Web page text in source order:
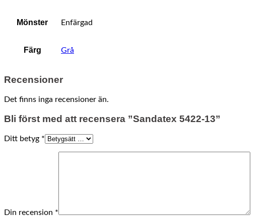
Mönster Enfärgad
Färg Grå
Recensioner
Det finns inga recensioner än.
Bli först med att recensera ”Sandatex 5422-13”
Ditt betyg *
Din recension *